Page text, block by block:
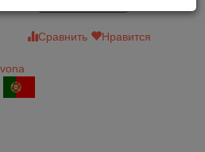
Сравнить
Нравится